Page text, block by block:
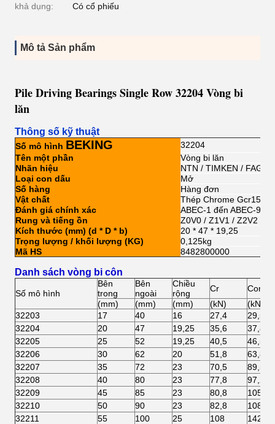
khả dụng: Có cổ phiếu
Mô tả Sản phẩm
Pile Driving Bearings Single Row 32204 Vòng bi
lăn
Thông số kỹ thuật
Số mô hình BEKING
32204
Tên một phần
Vòng bi lăn
Nhãn hiệu
NTN / TIMKEN / FAG /
Loại con dấu
Mở
Số hàng
Hàng đơn
Vật chất
Thép Chrome Gcr15
Đánh giá chính xác
ABEC-1 đến ABEC-9
Rung và tiếng ồn
Z0V0 / Z1V1 / Z2V2 /
Kích thước (mm) (d * D * b)
20 * 47 * 19,25
Trọng lượng / khối lượng (KG)
0,125kg
Mã HS
8482800000
Danh sách vòng bi côn
Số mô hình
Bên
trong
Bên
ngoài
Chiều
rộng
Cr
Cor
(mm)
(mm) (mm) (kN)
(kN)
32203
17 40 16 27,4
29,5
32204
20 47 19,25 35,6
37,8
32205
25 52 19,25 40,5
46,5
32206
30 62 20 51,8
63,8
32207
35 72 23 70,5
89,5
32208
40 80 23 77,8
97,2
32209
45 85 23 80,8
105
32210
50 90 23 82,8
108
32211
55 100 25 108 142